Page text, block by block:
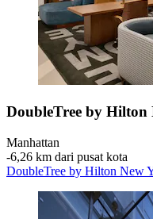
DoubleTree by
Manhattan
‐6,26 km dari pusat kota
DoubleTree by Hilton New